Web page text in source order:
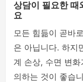
상담이 필요한 때
요
모든 힘듦이 곧바
은 아닙니다. 하지
계 손상, 수면 변
의하는 것이 좋습